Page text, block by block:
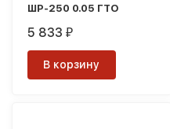
ШР-250 0.05 ГТО
5 833₽
В корзину